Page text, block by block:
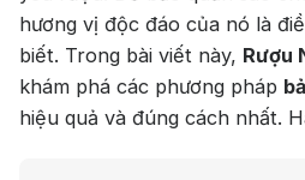
hương vị độc đáo của nó là
biết. Trong bài viết này, Rượu
khám phá các phương pháp
hiệu quả và đúng cách nhất.